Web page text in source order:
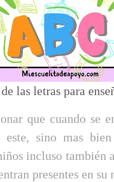
las letras para
que cuando se
sino mas
incluso también
presentes en su